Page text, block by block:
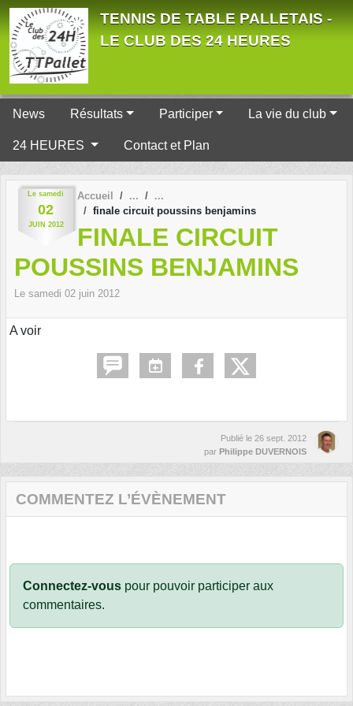
TENNIS DE TABLE PALLETAIS -
LE CLUB DES 24 HEURES
News Résultats Participer La vie du club
24 HEURES Contact et Plan
Le samedi
02
JUIN 2012
Accueil
finale circuit poussins benjamins
FINALE CIRCUIT
POUSSINS BENJAMINS
Le samedi 02 juin 2012
A voir
Publié le 26 sept. 2012
par Philippe DUVERNOIS
COMMENTEZ L’ÉVÈNEMENT
Connectez-vous pour pouvoir participer aux
commentaires.
Panneau de gestion des cookies